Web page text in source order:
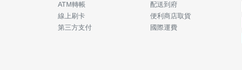
ATM轉帳
線上刷卡
第三方支付
配送到府
便利商店取貨
國際運費